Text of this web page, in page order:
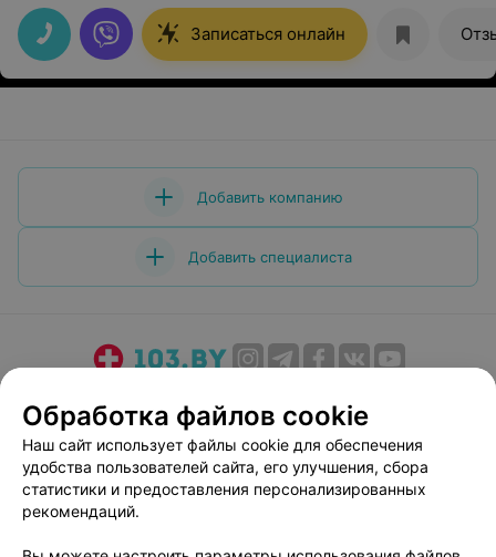
прекрасно. Получила исчерпывающие рекомендации
по дальнейшему обследованию. Доступный и очень
внимательный врач. Буду рекомендовать всем.
Записаться онлайн
Добавить компанию
Добавить специалиста
Медицинский маркетинг
Публичный договор
Пользовательское соглашение
Способы оплаты
Вакансии
Партнеры
Написать руководителю 103.by
Обработка файлов cookie
Наш сайт использует файлы cookie для обеспечения
удобства пользователей сайта, его улучшения, сбора
статистики и предоставления персонализированных
рекомендаций.